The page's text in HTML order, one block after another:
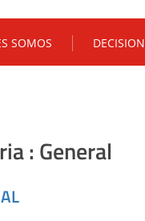
SOMOS
: General